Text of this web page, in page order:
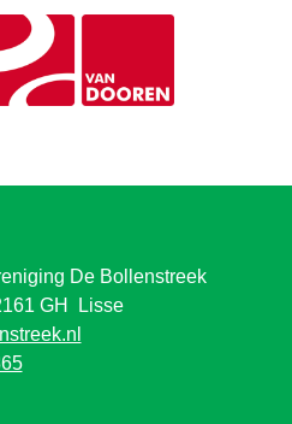
De Bollenstreek
GH Lisse